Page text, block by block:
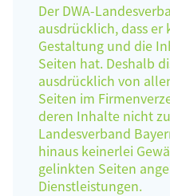
Der DWA-
ausdrücklich, dass er
Gestaltung und die
Seiten hat. Deshalb
ausdrücklich von
Seiten im
deren Inhalte nicht
Landesverband
hinaus keinerlei
gelinkten Seiten
Dienstleistungen.